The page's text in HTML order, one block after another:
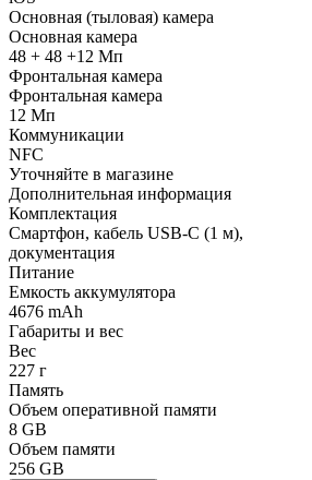
Основная (тыловая) камера
Основная камера
48 + 48 +12 Мп
Фронтальная камера
Фронтальная камера
12 Мп
Коммуникации
NFC
Уточняйте в магазине
Дополнительная информация
Комплектация
Смартфон, кабель USB-С (1 м),
документация
Питание
Емкость аккумулятора
4676 mAh
Габариты и вес
Вес
227 г
Память
Объем оперативной памяти
8 GB
Объем памяти
256 GB